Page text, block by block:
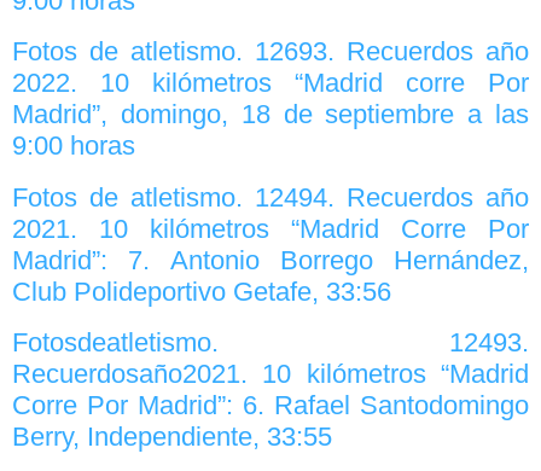
Fotos de atletismo. 12693. Recuerdos año
2022. 10 kilómetros “Madrid corre Por
Madrid”, domingo, 18 de septiembre a las
9:00 horas
Fotos de atletismo. 12494. Recuerdos año
2021. 10 kilómetros “Madrid Corre Por
Madrid”: 7. Antonio Borrego Hernández,
Club Polideportivo Getafe, 33:56
Fotosdeatletismo. 12493.
Recuerdosaño2021. 10 kilómetros “Madrid
Corre Por Madrid”: 6. Rafael Santodomingo
Berry, Independiente, 33:55